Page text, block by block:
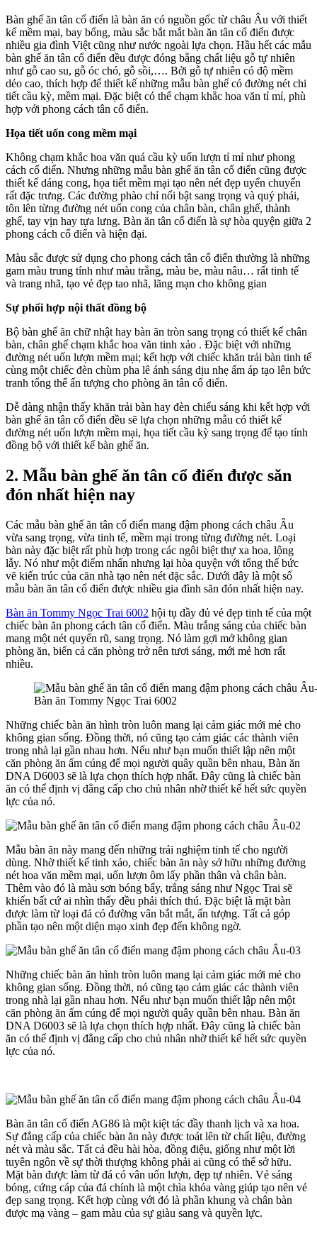
Bàn ghế ăn tân cổ điển là bàn ăn có nguồn gốc từ châu Âu với thiết
kế mềm mại, bay bổng, màu sắc bắt mắt bàn ăn tân cổ điển được
nhiều gia đình Việt cũng như nước ngoài lựa chọn. Hầu hết các mẫu
bàn ghế ăn tân cổ điển đều được đóng bằng chất liệu gỗ tự nhiên
như gỗ cao su, gỗ óc chó, gỗ sồi,…. Bởi gỗ tự nhiên có độ mềm
dẻo cao, thích hợp để thiết kế những mẫu bàn ghế có đường nét chi
tiết cầu kỳ, mềm mại. Đặc biệt có thể chạm khắc hoa văn tỉ mỉ, phù
hợp với phong cách tân cổ điển.
Họa tiết uốn cong mềm mại
Không chạm khắc hoa văn quá cầu kỳ uốn lượn tỉ mỉ như phong
cách cổ điển. Nhưng những mẫu bàn ghế ăn tân cổ điển cũng được
thiết kế dáng cong, họa tiết mềm mại tạo nên nét đẹp uyển chuyển
rất đặc trưng. Các đường phào chỉ nổi bật sang trọng và quý phái,
tôn lên từng đường nét uốn cong của chân bàn, chân ghế, thành
ghế, tay vịn hay tựa lưng. Bàn ăn tân cổ điển là sự hòa quyện giữa 2
phong cách cổ điển và hiện đại.
Màu sắc được sử dụng cho phong cách tân cổ điển thường là những
gam màu trung tính như màu trắng, màu be, màu nâu… rất tinh tế
và trang nhã, tạo vẻ đẹp tao nhã, lãng mạn cho không gian
Sự phối hợp nội thất đồng bộ
Bộ bàn ghế ăn chữ nhật hay bàn ăn tròn sang trọng có thiết kế chân
bàn, chân ghế chạm khắc hoa văn tinh xảo . Đặc biệt với những
đường nét uốn lượn mềm mại; kết hợp với chiếc khăn trải bàn tinh tế
cùng một chiếc đèn chùm pha lê ánh sáng dịu nhẹ ấm áp tạo lên bức
tranh tổng thể ấn tượng cho phòng ăn tân cổ điển.
Dễ dàng nhận thấy khăn trải bàn hay đèn chiếu sáng khi kết hợp với
bàn ghế ăn tân cổ điển đều sẽ lựa chọn những mẫu có thiết kế
đường nét uốn lượn mềm mại, họa tiết cầu kỳ sang trọng để tạo tính
đồng bộ với thiết kế bàn ghế ăn.
2. Mẫu bàn ghế ăn tân cổ điển được săn
đón nhất hiện nay
Các mẫu bàn ghế ăn tân cổ điển mang đậm phong cách châu Âu
vừa sang trọng, vừa tinh tế, mềm mại trong từng đường nét. Loại
bàn này đặc biệt rất phù hợp trong các ngôi biệt thự xa hoa, lộng
lẫy. Nó như một điểm nhấn nhưng lại hòa quyện với tổng thể bức
vẽ kiến trúc của căn nhà tạo nên nét đặc sắc. Dưới đây là một số
mẫu bàn ăn tân cổ điển được nhiều gia đình săn đón nhất hiện nay.
Bàn ăn Tommy Ngọc Trai 6002 hội tụ đầy đủ vẻ đẹp tinh tế của một
chiếc bàn ăn phong cách tân cổ điển. Màu trắng sáng của chiếc bàn
mang một nét quyến rũ, sang trọng. Nó làm gợi mở không gian
phòng ăn, biến cả căn phòng trở nên tươi sáng, mới mẻ hơn rất
nhiều.
Bàn ăn Tommy Ngọc Trai 6002
Những chiếc bàn ăn hình tròn luôn mang lại cảm giác mới mẻ cho
không gian sống. Đồng thời, nó cũng tạo cảm giác các thành viên
trong nhà lại gần nhau hơn. Nếu như bạn muốn thiết lập nên một
căn phòng ăn ấm cúng để mọi người quây quần bên nhau, Bàn ăn
DNA D6003 sẽ là lựa chọn thích hợp nhất. Đây cũng là chiếc bàn
ăn có thể định vị đẳng cấp cho chủ nhân nhờ thiết kế hết sức quyền
lực của nó.
Mẫu bàn ăn này mang đến những trải nghiệm tinh tế cho người
dùng. Nhờ thiết kế tinh xảo, chiếc bàn ăn này sở hữu những đường
nét hoa văn mềm mại, uốn lượn ôm lấy phần thân và chân bàn.
Thêm vào đó là màu sơn bóng bẩy, trắng sáng như Ngọc Trai sẽ
khiến bất cứ ai nhìn thấy đều phải thích thú. Đặc biệt là mặt bàn
được làm từ loại đá có đường vân bắt mắt, ấn tượng. Tất cả góp
phần tạo nên một diện mạo xinh đẹp đến không ngờ.
Những chiếc bàn ăn hình tròn luôn mang lại cảm giác mới mẻ cho
không gian sống. Đồng thời, nó cũng tạo cảm giác các thành viên
trong nhà lại gần nhau hơn. Nếu như bạn muốn thiết lập nên một
căn phòng ăn ấm cúng để mọi người quây quần bên nhau. Bàn ăn
DNA D6003 sẽ là lựa chọn thích hợp nhất. Đây cũng là chiếc bàn
ăn có thể định vị đẳng cấp cho chủ nhân nhờ thiết kế hết sức quyền
lực của nó.
Bàn ăn tân cổ điển AG86 là một kiệt tác đầy thanh lịch và xa hoa.
Sự đẳng cấp của chiếc bàn ăn này được toát lên từ chất liệu, đường
nét và màu sắc. Tất cả đều hài hòa, đồng điệu, giống như một lời
tuyên ngôn về sự thời thượng không phải ai cũng có thể sở hữu.
Mặt bàn được làm từ đá có vân uốn lượn, đẹp tự nhiên. Vẻ sáng
bóng, cứng cáp của đá chính là một chìa khóa vàng giúp tạo nên vẻ
đẹp sang trọng. Kết hợp cùng với đó là phần khung và chân bàn
được mạ vàng – gam màu của sự giàu sang và quyền lực.